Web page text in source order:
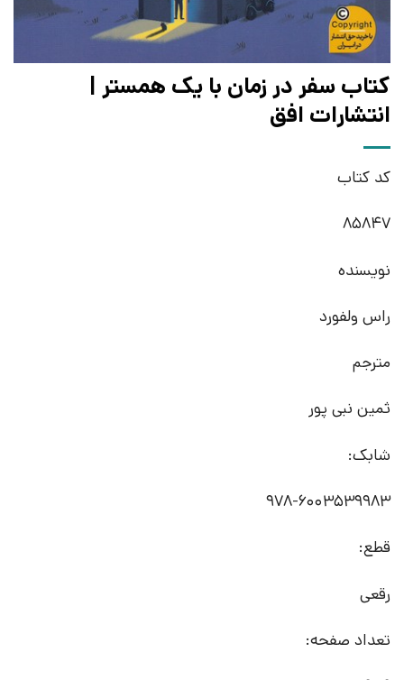
کتاب سفر در زمان با یک همستر |
انتشارات افق
کد کتاب
85847
نویسنده
راس ولفورد
مترجم
ثمین نبی پور
شابک:
‭978-6003539983‬
قطع:
رقعی
تعداد صفحه: